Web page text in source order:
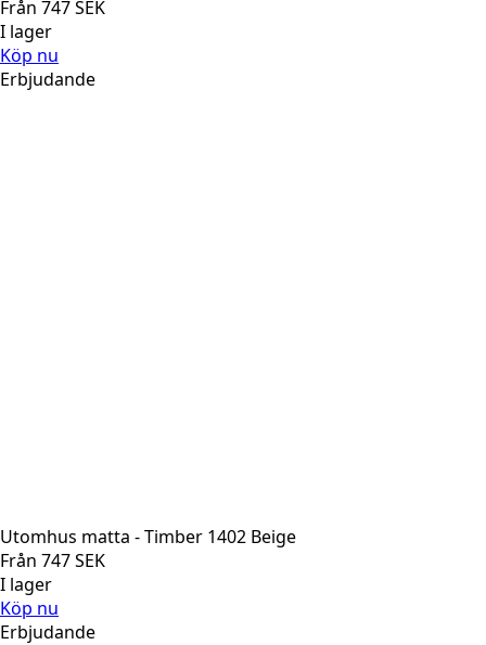
Från 747SEK
I lager
Köp nu
Erbjudande
Utomhus matta - Timber 1402 Beige
Från 747SEK
I lager
Köp nu
Erbjudande